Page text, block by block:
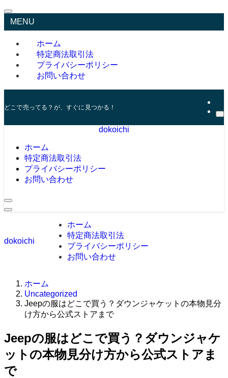
MENU
ホーム
特定商法取引法
プライバシーポリシー
お問い合わせ
どこで売ってる？が、すぐに見つかる！
dokoichi
ホーム
特定商法取引法
プライバシーポリシー
お問い合わせ
dokoichi
ホーム
特定商法取引法
プライバシーポリシー
お問い合わせ
ホーム
Uncategorized
Jeepの服はどこで買う？ダウンジャケットの本物見分
け方から公式ストアまで
Jeepの服はどこで買う？ダウンジャケ
ットの本物見分け方から公式ストアま
で